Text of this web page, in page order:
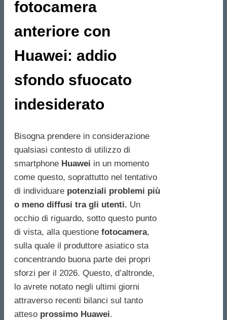
fotocamera
anteriore con
Huawei: addio
sfondo sfuocato
indesiderato
Bisogna prendere in considerazione
qualsiasi contesto di utilizzo di
smartphone Huawei in un momento
come questo, soprattutto nel tentativo
di individuare potenziali problemi più
o meno diffusi tra gli utenti. Un
occhio di riguardo, sotto questo punto
di vista, alla questione fotocamera,
sulla quale il produttore asiatico sta
concentrando buona parte dei propri
sforzi per il 2026. Questo, d’altronde,
lo avrete notato negli ultimi giorni
attraverso recenti bilanci sul tanto
atteso prossimo Huawei.